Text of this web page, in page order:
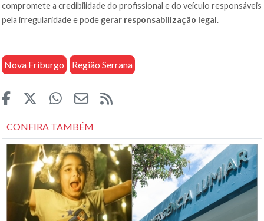
compromete a credibilidade do profissional e do veículo responsáveis
pela irregularidade e pode gerar responsabilização legal.
Nova Friburgo Região Serrana
CONFIRA TAMBÉM